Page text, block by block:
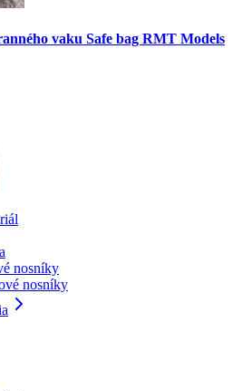
vaku Safe bag RMT Models
nosníky
nosníky